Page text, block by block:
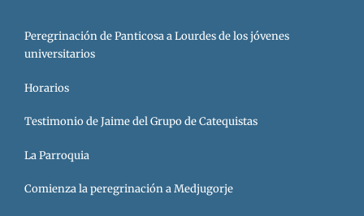
Peregrinación de Panticosa a Lourdes de los jóvenes
universitarios
Horarios
Testimonio de Jaime del Grupo de Catequistas
La Parroquia
Comienza la peregrinación a Medjugorje